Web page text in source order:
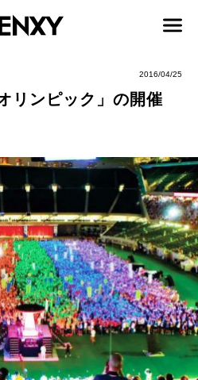
2016/04/25
リンピック」の開催